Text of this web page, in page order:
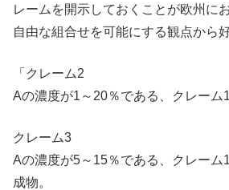
レームを開示しておくことが欧州に
自由な組合せを可能にする観点から
「クレーム2
Aの濃度が1～20％である、クレーム
クレーム3
Aの濃度が5～15％である、クレーム
成物。